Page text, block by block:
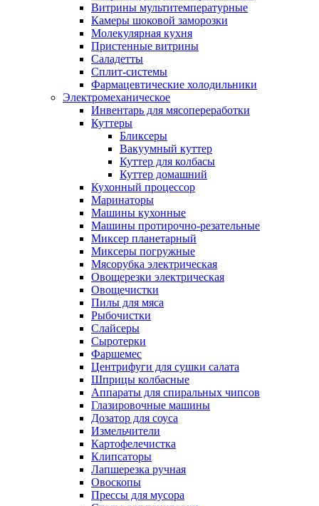
Витрины мультитемпературные
Камеры шоковой заморозки
Молекулярная кухня
Пристенные витрины
Саладетты
Сплит-системы
Фармацевтические холодильники
Электромеханическое
Инвентарь для мясопереработки
Куттеры
Бликсеры
Вакуумный куттер
Куттер для колбасы
Куттер домашний
Кухонный процессор
Маринаторы
Машины кухонные
Машины протирочно-резательные
Миксер планетарный
Миксеры погружные
Мясорубка электрическая
Овощерезки электрическая
Овощечистки
Пилы для мяса
Рыбочистки
Слайсеры
Сыротерки
Фаршемес
Центрифуги для сушки салата
Шприцы колбасные
Аппараты для спиральных чипсов
Глазировочные машины
Дозатор для соуса
Измельчители
Картофелечистка
Клипсаторы
Лапшерезка ручная
Овоскопы
Прессы для мусора